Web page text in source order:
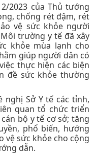
2023 của Thủ tướng
chống rét đậm, rét
vệ sức khỏe người
trường y tế đã xây
khỏe mùa lạnh cho
giúp người dân có
thực hiện các biện
đề sức khỏe thường
nghị Sở Y tế các tỉnh,
quan tổ chức triển
bộ y tế cơ sở; tăng
phổ biến, hướng
vệ sức khỏe cho cộng
dẫn.